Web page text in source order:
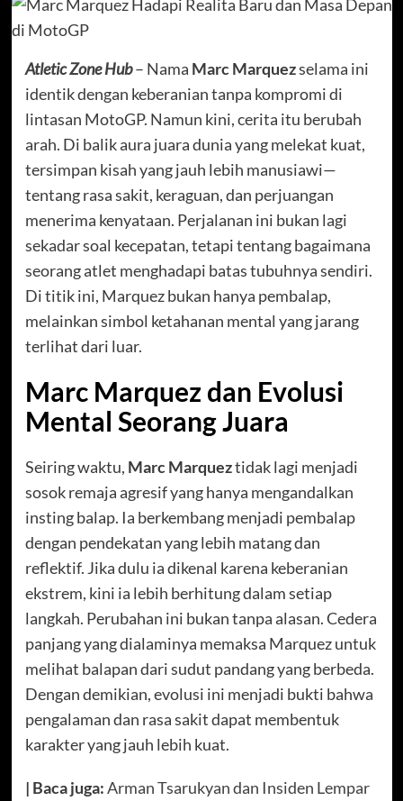
Atletic Zone Hub– Nama Marc Marquezselama ini
identik dengan keberanian tanpa kompromi di
lintasan MotoGP. Namun kini, cerita itu berubah
arah. Di balik aura juara dunia yang melekat kuat,
tersimpan kisah yang jauh lebih manusiawi—
tentang rasa sakit, keraguan, dan perjuangan
menerima kenyataan. Perjalanan ini bukan lagi
sekadar soal kecepatan, tetapi tentang bagaimana
seorang atlet menghadapi batas tubuhnya sendiri.
Di titik ini, Marquez bukan hanya pembalap,
melainkan simbol ketahanan mental yang jarang
terlihat dari luar.
Marc Marquez dan Evolusi
Mental Seorang Juara
Seiring waktu, Marc Marqueztidak lagi menjadi
sosok remaja agresif yang hanya mengandalkan
insting balap. Ia berkembang menjadi pembalap
dengan pendekatan yang lebih matang dan
reflektif. Jika dulu ia dikenal karena keberanian
ekstrem, kini ia lebih berhitung dalam setiap
langkah. Perubahan ini bukan tanpa alasan. Cedera
panjang yang dialaminya memaksa Marquez untuk
melihat balapan dari sudut pandang yang berbeda.
Dengan demikian, evolusi ini menjadi bukti bahwa
pengalaman dan rasa sakit dapat membentuk
karakter yang jauh lebih kuat.
| Baca juga:Arman Tsarukyan dan Insiden Lempar